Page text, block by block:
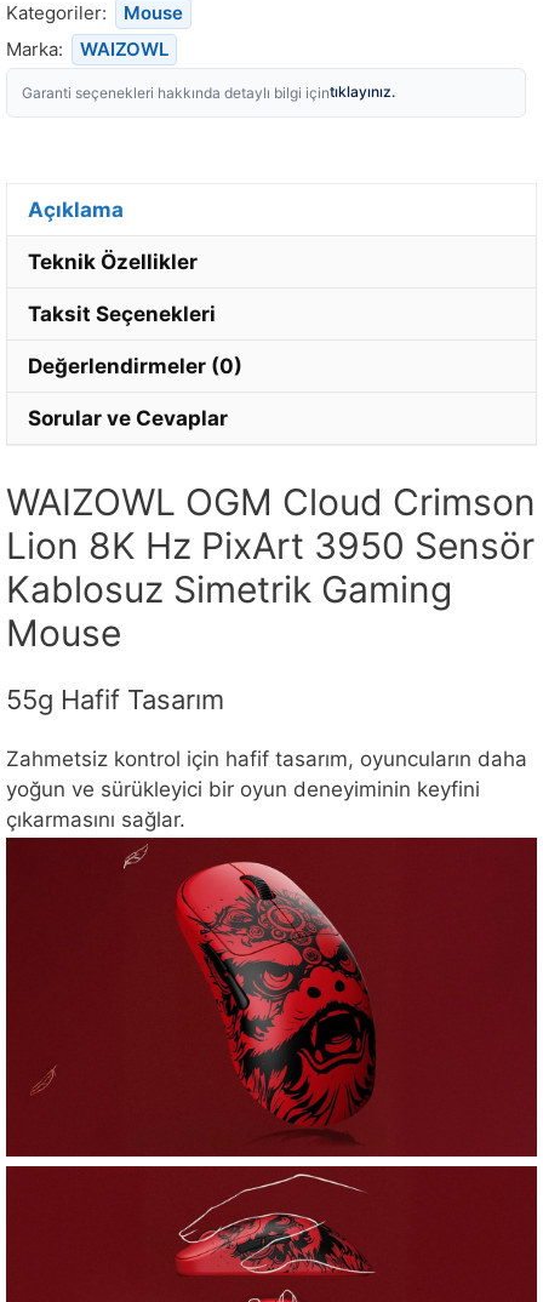
Kategoriler:
Mouse
Marka:
WAIZOWL
Garanti seçenekleri hakkında detaylı bilgi içintıklayınız.
Açıklama
Teknik Özellikler
Taksit Seçenekleri
Değerlendirmeler (0)
Sorular ve Cevaplar
WAIZOWL OGM Cloud Crimson
Lion 8K Hz PixArt 3950 Sensör
Kablosuz Simetrik Gaming
Mouse
55g Hafif Tasarım
Zahmetsiz kontrol için hafif tasarım, oyuncuların daha
yoğun ve sürükleyici bir oyun deneyiminin keyfini
çıkarmasını sağlar.